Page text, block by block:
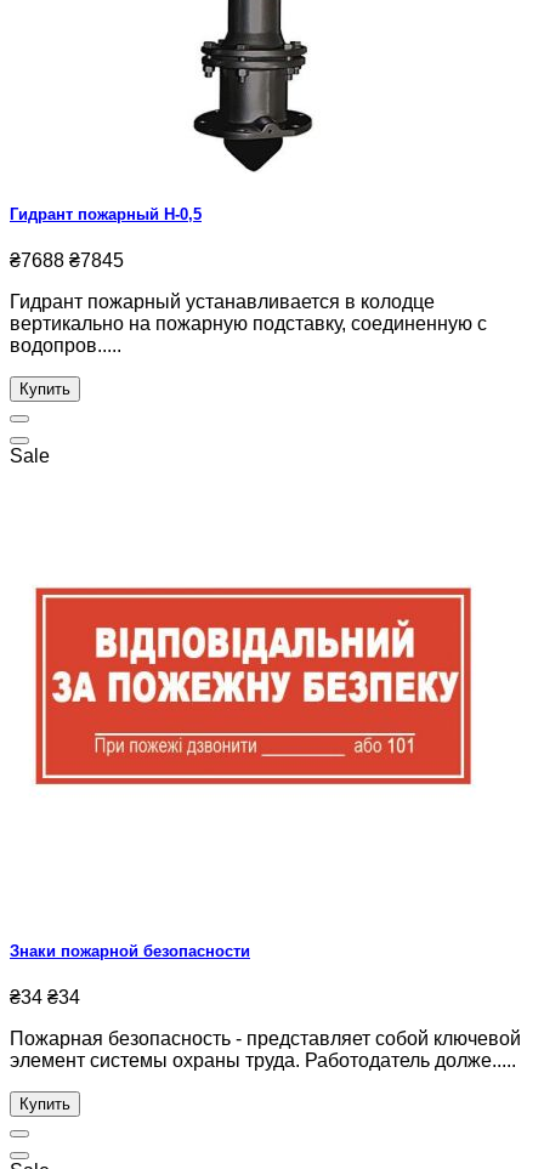
Гидрант пожарный Н-0,5
₴7688 ₴7845
Гидрант пожарный устанавливается в колодце
вертикально на пожарную подставку, соединенную с
водопров.....
Купить
Sale
Знаки пожарной безопасности
₴34 ₴34
Пожарная безопасность - представляет собой ключевой
элемент системы охраны труда. Работодатель долже.....
Купить